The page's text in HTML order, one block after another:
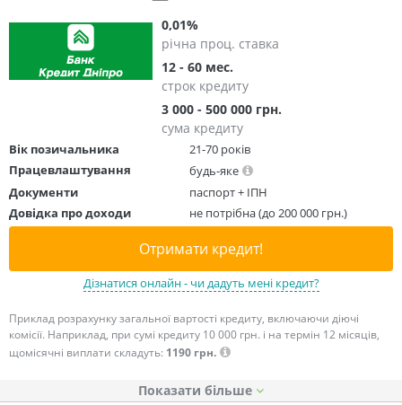
0,01%
річна проц. ставка
12 - 60 мес.
строк кредиту
3 000 - 500 000 грн.
сума кредиту
Вік позичальника
21-70 років
Працевлаштування
будь-яке
Документи
паспорт + ІПН
Довідка про доходи
не потрібна (до 200 000 грн.)
Отримати кредит!
Дізнатися онлайн - чи дадуть мені кредит?
Приклад розрахунку загальної вартості кредиту, включаючи діючі
комісії. Наприклад, при сумі кредиту 10 000 грн. і на термін 12 місяців,
щомісячні виплати складуть: 1190 грн.
Показати